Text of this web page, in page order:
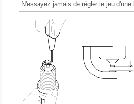
N'essayez jamais de régler le jeu d'une